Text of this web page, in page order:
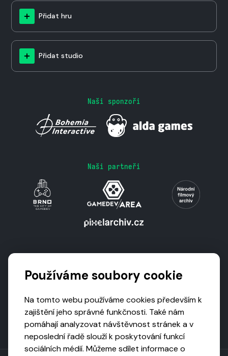
Přidat hru
Přidat studio
Naši sponzoři
Naši partneři
Používáme soubory cookie
Na tomto webu používáme cookies především k
zajištění jeho správné funkčnosti. Také nám
pomáhají analyzovat návštěvnost stránek a v
neposlední řadě slouží k poskytování funkcí
sociálních médií. Můžeme sdílet informace o